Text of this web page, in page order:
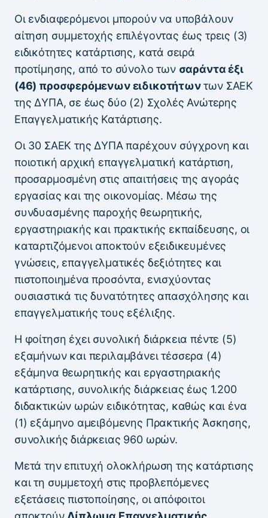
Οι ενδιαφερόμενοι μπορούν να υποβάλουν
αίτηση συμμετοχής επιλέγοντας έως τρεις (3)
ειδικότητες κατάρτισης, κατά σειρά
προτίμησης, από το σύνολο των σαράντα έξι
(46) προσφερόμενων ειδικοτήτωντων ΣΑΕΚ
της ΔΥΠΑ, σε έως δύο (2) Σχολές Ανώτερης
Επαγγελματικής Κατάρτισης.
Οι 30 ΣΑΕΚ της ΔΥΠΑ παρέχουν σύγχρονη και
ποιοτική αρχική επαγγελματική κατάρτιση,
προσαρμοσμένη στις απαιτήσεις της αγοράς
εργασίας και της οικονομίας. Μέσω της
συνδυασμένης παροχής θεωρητικής,
εργαστηριακής και πρακτικής εκπαίδευσης, οι
καταρτιζόμενοι αποκτούν εξειδικευμένες
γνώσεις, επαγγελματικές δεξιότητες και
πιστοποιημένα προσόντα, ενισχύοντας
ουσιαστικά τις δυνατότητες απασχόλησης και
επαγγελματικής τους εξέλιξης.
Η φοίτηση έχει συνολική διάρκεια πέντε (5)
εξαμήνων και περιλαμβάνει τέσσερα (4)
εξάμηνα θεωρητικής και εργαστηριακής
κατάρτισης, συνολικής διάρκειας έως 1.200
διδακτικών ωρών ειδικότητας, καθώς και ένα
(1) εξάμηνο αμειβόμενης Πρακτικής Άσκησης,
συνολικής διάρκειας 960 ωρών.
Μετά την επιτυχή ολοκλήρωση της κατάρτισης
και τη συμμετοχή στις προβλεπόμενες
εξετάσεις πιστοποίησης, οι απόφοιτοι